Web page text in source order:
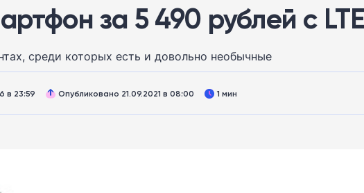
за 5 490 рублей с
среди которых есть и довольно необычные
в 23:59 Опубликовано 21.09.2021 в 08:00 1 мин